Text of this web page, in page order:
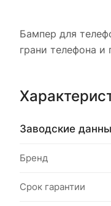
Бампер для
грани телефона
Заводские
Бренд
Срок гарантии